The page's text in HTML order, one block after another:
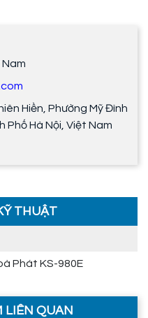
Hiền, Phường Mỹ Đình
Phố Hà Nội, Việt Nam
THUẬT
Phát KS-980E
LIÊN QUAN